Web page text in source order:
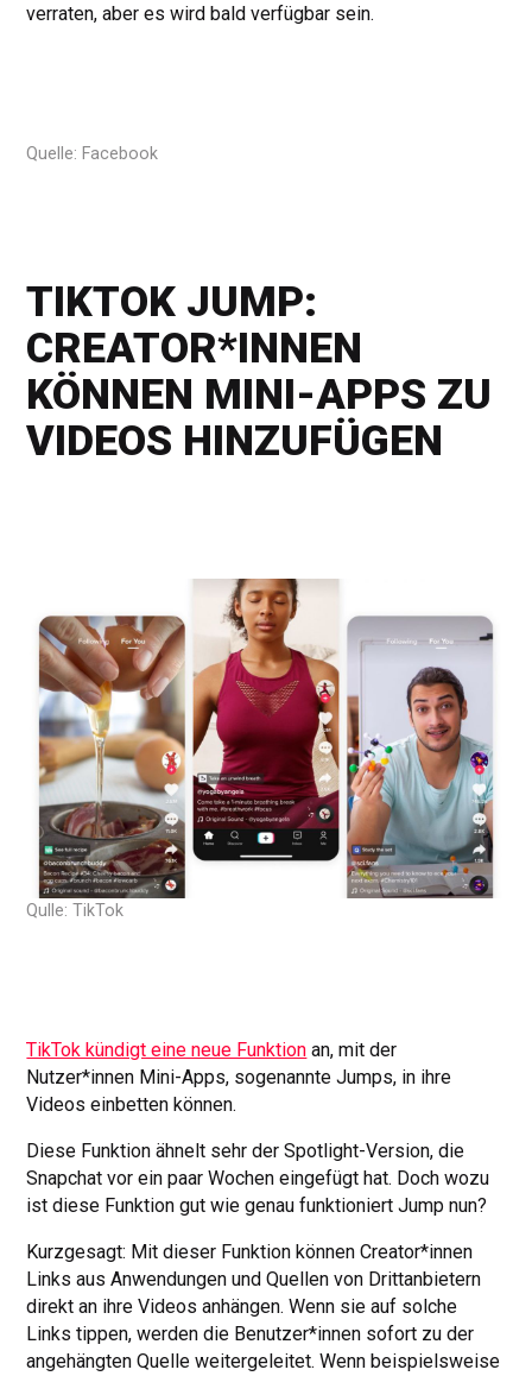
verraten, aber es wird bald verfügbar sein.
Quelle: Facebook
TIKTOK JUMP:
CREATOR*INNEN
KÖNNEN MINI-APPS ZU
VIDEOS HINZUFÜGEN
Qulle: TikTok
TikTok kündigt eine neue Funktion an, mit der
Nutzer*innen Mini-Apps, sogenannte Jumps, in ihre
Videos einbetten können.
Diese Funktion ähnelt sehr der Spotlight-Version, die
Snapchat vor ein paar Wochen eingefügt hat. Doch wozu
ist diese Funktion gut wie genau funktioniert Jump nun?
Kurzgesagt: Mit dieser Funktion können Creator*innen
Links aus Anwendungen und Quellen von Drittanbietern
direkt an ihre Videos anhängen. Wenn sie auf solche
Links tippen, werden die Benutzer*innen sofort zu der
angehängten Quelle weitergeleitet. Wenn beispielsweise